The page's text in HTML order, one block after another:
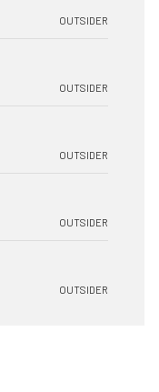
OUTSIDER
OUTSIDER
OUTSIDER
OUTSIDER
OUTSIDER